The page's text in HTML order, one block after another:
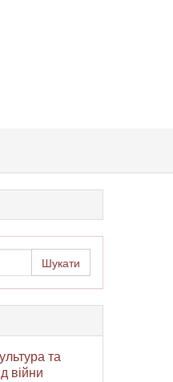
та
війни